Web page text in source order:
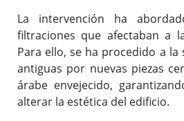
La intervención ha
filtraciones que afectaban a
Para ello, se ha procedido a
antiguas por nuevas piezas
árabe envejecido,
alterar la estética del edificio.